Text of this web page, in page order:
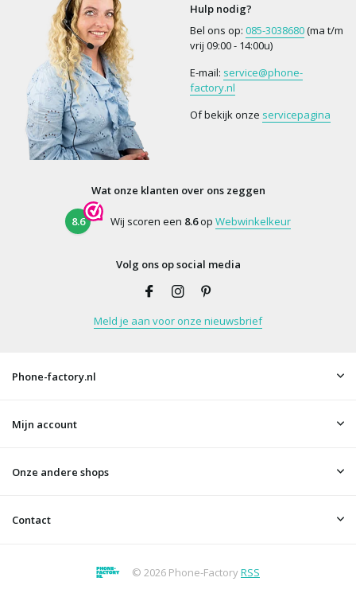
Hulp nodig?
Bel ons op: 085-3038680(ma t/m
vrij 09:00 - 14:00u)
E-mail: service@phone-
factory.nl
Of bekijk onze servicepagina
Wat onze klanten over ons zeggen
8.6 Wij scoren een 8.6op Webwinkelkeur
Volg ons op social media
Meld je aan voor onze nieuwsbrief
Phone-factory.nl
Mijn account
Onze andere shops
Contact
© 2026 Phone-FactoryRSS